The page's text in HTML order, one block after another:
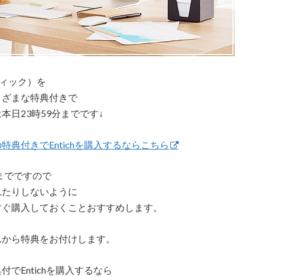
ック）を
まな特典付きで
日23時59分までです↓
典付きでEntichを購入するならこちら
でですので
りしないように
購入しておくことおすすめします。
ら特典をお付けします。
でEntichを購入するなら